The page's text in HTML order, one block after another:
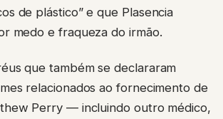
de plástico” e que Plasencia
medo e fraqueza do irmão.
que também se declararam
relacionados ao fornecimento de
Perry — incluindo outro médico,